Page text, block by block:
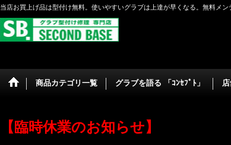
当店お買上げ品は型付け無料。使いやすいグラブは上達が早くなる。無料メン
商品カテゴリ一覧 グラブを語る 「ｺﾝｾﾌﾟﾄ」
【臨時休業のお知らせ】